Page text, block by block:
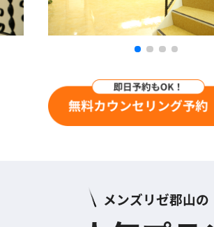
メンズリゼ郡山の